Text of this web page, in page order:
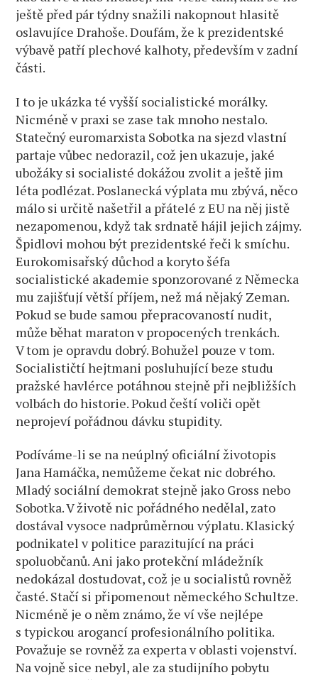
ještě před pár týdny snažili nakopnout hlasitě
oslavujíce Drahoše. Doufám, že k prezidentské
výbavě patří plechové kalhoty, především v zadní
části.
I to je ukázka té vyšší socialistické morálky.
Nicméně v praxi se zase tak mnoho nestalo.
Statečný euromarxista Sobotka na sjezd vlastní
partaje vůbec nedorazil, což jen ukazuje, jaké
ubožáky si socialisté dokážou zvolit a ještě jim
léta podlézat. Poslanecká výplata mu zbývá, něco
málo si určitě našetřil a přátelé z EU na něj jistě
nezapomenou, když tak srdnatě hájil jejich zájmy.
Špidlovi mohou být prezidentské řeči k smíchu.
Eurokomisařský důchod a koryto šéfa
socialistické akademie sponzorované z Německa
mu zajišťují větší příjem, než má nějaký Zeman.
Pokud se bude samou přepracovaností nudit,
může běhat maraton v propocených trenkách.
V tom je opravdu dobrý. Bohužel pouze v tom.
Socialističtí hejtmani posluhující beze studu
pražské havlérce potáhnou stejně při nejbližších
volbách do historie. Pokud čeští voliči opět
neprojeví pořádnou dávku stupidity.
Podíváme-li se na neúplný oficiální životopis
Jana Hamáčka, nemůžeme čekat nic dobrého.
Mladý sociální demokrat stejně jako Gross nebo
Sobotka. V životě nic pořádného nedělal, zato
dostával vysoce nadprůměrnou výplatu. Klasický
podnikatel v politice parazitující na práci
spoluobčanů. Ani jako protekční mládežník
nedokázal dostudovat, což je u socialistů rovněž
časté. Stačí si připomenout německého Schultze.
Nicméně je o něm známo, že ví vše nejlépe
s typickou arogancí profesionálního politika.
Považuje se rovněž za experta v oblasti vojenství.
Na vojně sice nebyl, ale za studijního pobytu